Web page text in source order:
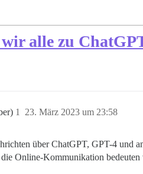
alle zu
23. März 2023 um 23:58
1
über ChatGPT, GPT-4 und
die Online-Kommunikation bedeuten